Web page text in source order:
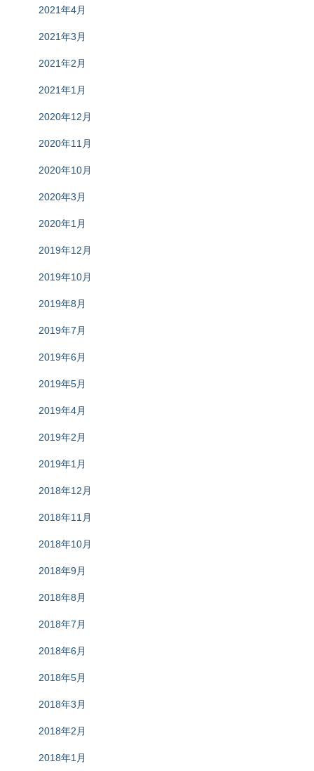
2021年4月
2021年3月
2021年2月
2021年1月
2020年12月
2020年11月
2020年10月
2020年3月
2020年1月
2019年12月
2019年10月
2019年8月
2019年7月
2019年6月
2019年5月
2019年4月
2019年2月
2019年1月
2018年12月
2018年11月
2018年10月
2018年9月
2018年8月
2018年7月
2018年6月
2018年5月
2018年3月
2018年2月
2018年1月